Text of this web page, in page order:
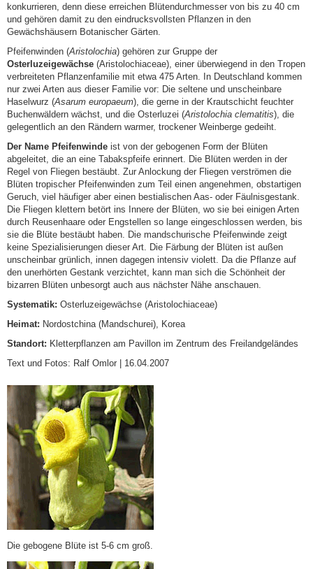
konkurrieren, denn diese erreichen Blütendurchmesser von bis zu 40 cm
und gehören damit zu den eindrucksvollsten Pflanzen in den
Gewächshäusern Botanischer Gärten.
Pfeifenwinden (Aristolochia) gehören zur Gruppe der
Osterluzeigewächse (Aristolochiaceae), einer überwiegend in den Tropen
verbreiteten Pflanzenfamilie mit etwa 475 Arten. In Deutschland kommen
nur zwei Arten aus dieser Familie vor: Die seltene und unscheinbare
Haselwurz (Asarum europaeum), die gerne in der Krautschicht feuchter
Buchenwäldern wächst, und die Osterluzei (Aristolochia clematitis), die
gelegentlich an den Rändern warmer, trockener Weinberge gedeiht.
Der Name Pfeifenwinde ist von der gebogenen Form der Blüten
abgeleitet, die an eine Tabakspfeife erinnert. Die Blüten werden in der
Regel von Fliegen bestäubt. Zur Anlockung der Fliegen verströmen die
Blüten tropischer Pfeifenwinden zum Teil einen angenehmen, obstartigen
Geruch, viel häufiger aber einen bestialischen Aas- oder Fäulnisgestank.
Die Fliegen klettern betört ins Innere der Blüten, wo sie bei einigen Arten
durch Reusenhaare oder Engstellen so lange eingeschlossen werden, bis
sie die Blüte bestäubt haben. Die mandschurische Pfeifenwinde zeigt
keine Spezialisierungen dieser Art. Die Färbung der Blüten ist außen
unscheinbar grünlich, innen dagegen intensiv violett. Da die Pflanze auf
den unerhörten Gestank verzichtet, kann man sich die Schönheit der
bizarren Blüten unbesorgt auch aus nächster Nähe anschauen.
Systematik: Osterluzeigewächse (Aristolochiaceae)
Heimat: Nordostchina (Mandschurei), Korea
Standort: Kletterpflanzen am Pavillon im Zentrum des Freilandgeländes
Text und Fotos: Ralf Omlor | 16.04.2007
Die gebogene Blüte ist 5-6 cm groß.